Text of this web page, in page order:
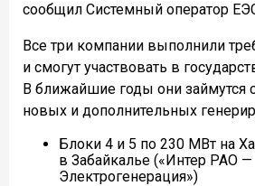
сообщил Системный оператор
Все три компании выполнили
и смогут участвовать в
В ближайшие годы они займутся
новых и дополнительных
Блоки 4 и 5 по 230 МВт на
в Забайкалье («Интер РАО —
Электрогенерация»)